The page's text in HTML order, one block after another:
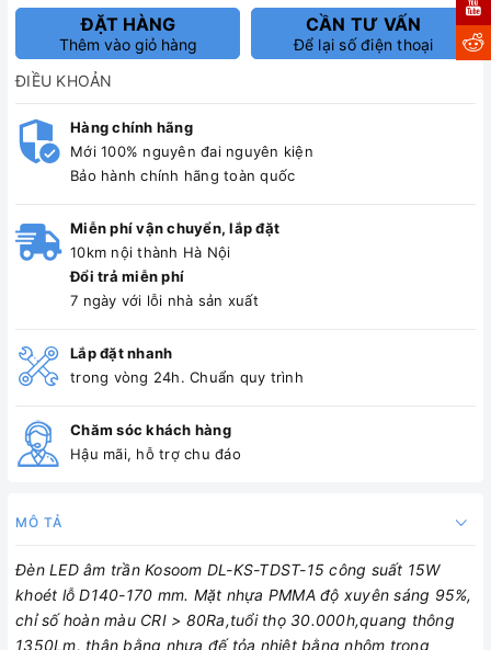
ĐẶT HÀNG
Thêm vào giỏ hàng
CẦN TƯ VẤN
Để lại số điện thoại
ĐIỀU KHOẢN
Hàng chính hãng
Mới 100% nguyên đai nguyên kiện
Bảo hành chính hãng toàn quốc
Miễn phí vận chuyển, lắp đặt
10km nội thành Hà Nội
Đổi trả miễn phí
7 ngày với lỗi nhà sản xuất
Lắp đặt nhanh
trong vòng 24h. Chuẩn quy trình
Chăm sóc khách hàng
Hậu mãi, hỗ trợ chu đáo
MÔ TẢ
Đèn LED âm trần Kosoom DL-KS-TDST-15 công suất 15W
khoét lỗ D140-170 mm. Mặt nhựa PMMA độ xuyên sáng 95%,
chỉ số hoàn màu CRI > 80Ra,tuổi thọ 30.000h,quang thông
1350Lm, thân bằng nhựa đế tỏa nhiệt bằng nhôm trọng